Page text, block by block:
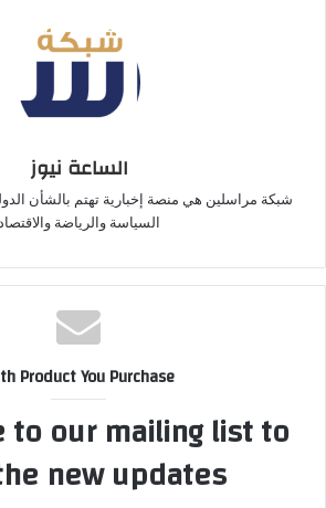
الساعة نيوز
شبكة مراسلين هي منصة إخبارية تهتم بالشأن
السياسة والرياضة
Product You Purchase
to our mailing list to
new updates!